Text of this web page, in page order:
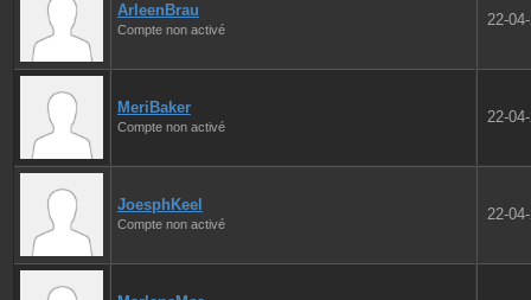
ArleenBrau
Compte non activé
22-
MeriBaker
Compte non activé
22-
JoesphKeel
Compte non activé
22-